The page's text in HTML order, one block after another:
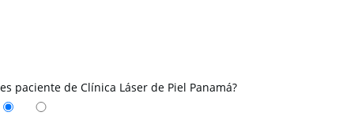
paciente de Clínica Láser de Piel Panamá?